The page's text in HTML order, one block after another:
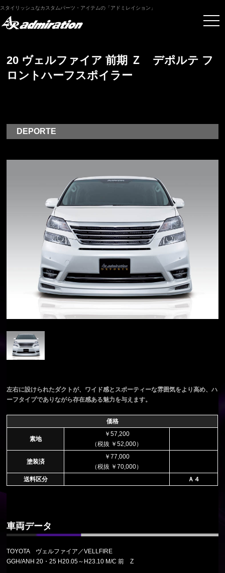
スタイリッシュなカスタムパーツ・アイテムの「アドミレイション」
20 ヴェルファイア 前期 Ｚ デポルテ フ
ロントハーフスポイラー
DEPORTE
左右に設けられたダクトが、ワイド感とスポーティーな雰囲気をより高め、ハ
ーフタイプでありながら存在感ある魅力を与えます。
価格
素地
￥57,200
（税抜 ￥52,000）
塗装済
￥77,000
（税抜 ￥70,000）
送料区分
Ａ４
車両データ
TOYOTA ヴェルファイア／VELLFIRE
GGH/ANH 20・25 H20.05～H23.10 M/C 前 Z